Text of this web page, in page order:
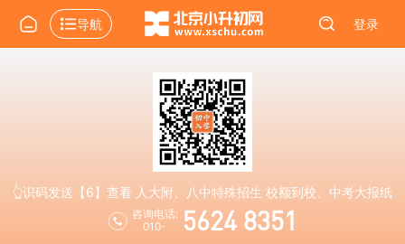
导航 登录
👆识码发送【6】查看 人大附、八中特殊招生 校额到校、中考大报纸
咨询电话:
010-
5624 8351